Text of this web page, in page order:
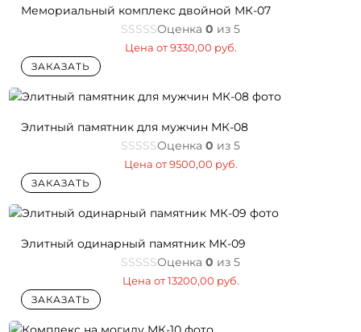
Мемориальный комплекс двойной МК-07
Оценка 0 из 5
Цена от9330,00 руб.
ЗАКАЗАТЬ
Элитный памятник для мужчин МК-08
Оценка 0 из 5
Цена от9500,00 руб.
ЗАКАЗАТЬ
Элитный одинарный памятник МК-09
Оценка 0 из 5
Цена от13200,00 руб.
ЗАКАЗАТЬ